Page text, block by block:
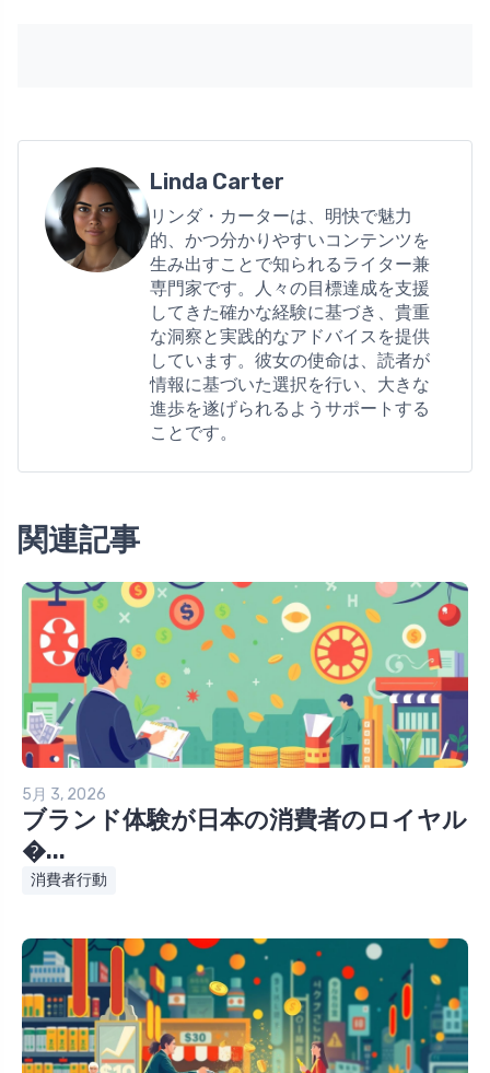
Linda Carter
リンダ・カーターは、明快で魅力
的、かつ分かりやすいコンテンツを
生み出すことで知られるライター兼
専門家です。人々の目標達成を支援
してきた確かな経験に基づき、貴重
な洞察と実践的なアドバイスを提供
しています。彼女の使命は、読者が
情報に基づいた選択を行い、大きな
進歩を遂げられるようサポートする
ことです。
関連記事
5月 3, 2026
ブランド体験が日本の消費者のロイヤル
�...
消費者行動